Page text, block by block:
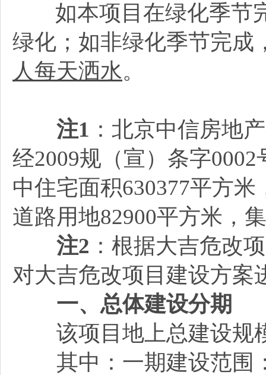
如本项目在绿化季节完
绿化；如非绿化季节完成
人每天洒水。
注1 ：北京中信房地
经2009规（宣）条字
中住宅面积630377平方
道路用地82900平方米，
注2 ：根据大吉危改
对大吉危改项目建设方案
一、总体建设分期
该项目地上总建设规
其中：一期建设范围